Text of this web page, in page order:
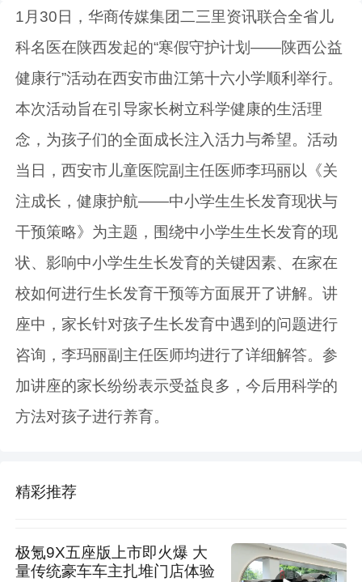
1月30日，华商传媒集团二三里资讯联合全省儿
科名医在陕西发起的“寒假守护计划——陕西公益
健康行”活动在西安市曲江第十六小学顺利举行。
本次活动旨在引导家长树立科学健康的生活理
念，为孩子们的全面成长注入活力与希望。活动
当日，西安市儿童医院副主任医师李玛丽以《关
注成长，健康护航——中小学生生长发育现状与
干预策略》为主题，围绕中小学生生长发育的现
状、影响中小学生生长发育的关键因素、在家在
校如何进行生长发育干预等方面展开了讲解。讲
座中，家长针对孩子生长发育中遇到的问题进行
咨询，李玛丽副主任医师均进行了详细解答。参
加讲座的家长纷纷表示受益良多，今后用科学的
方法对孩子进行养育。
精彩推荐
极氪9X五座版上市即火爆 大
量传统豪车车主扎堆门店体验